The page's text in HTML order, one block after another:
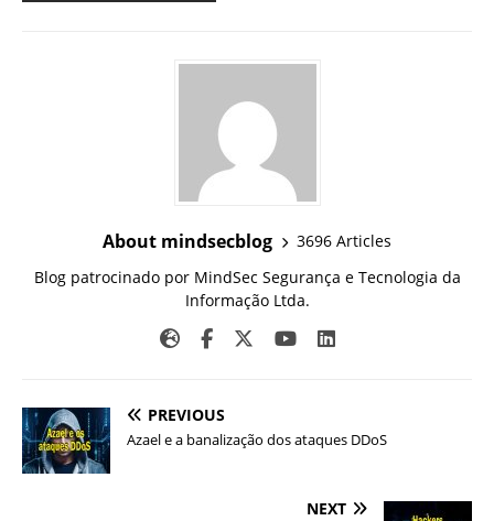
About mindsecblog
3696 Articles
Blog patrocinado por MindSec Segurança e Tecnologia da
Informação Ltda.
PREVIOUS
Azael e a banalização dos ataques DDoS
NEXT